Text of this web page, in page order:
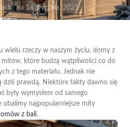
na 14 stycznia, 2025
wielu rzeczy w naszym życiu, domy z
mitów, które budzą wątpliwości co do
z tego materiału. Jednak nie
dziś prawdą. Niektóre fakty dawno się
były wymysłem od samego
najpopularniejsze mity
z bali.